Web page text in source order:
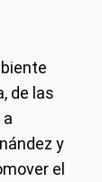
de las
y
el